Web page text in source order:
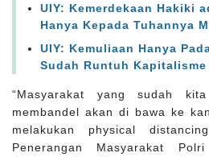
UIY: Kemerdekaan Hakiki
Hanya Kepada Tuhannya
UIY: Kemuliaan Hanya
Sudah Runtuh
“Masyarakat yang sudah
membandel akan di bawa ke
melakukan physical
Penerangan Masyarakat